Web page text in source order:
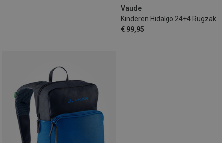
Vaude
Kinderen Hidalgo 24+4 Rugzak
€ 99,95